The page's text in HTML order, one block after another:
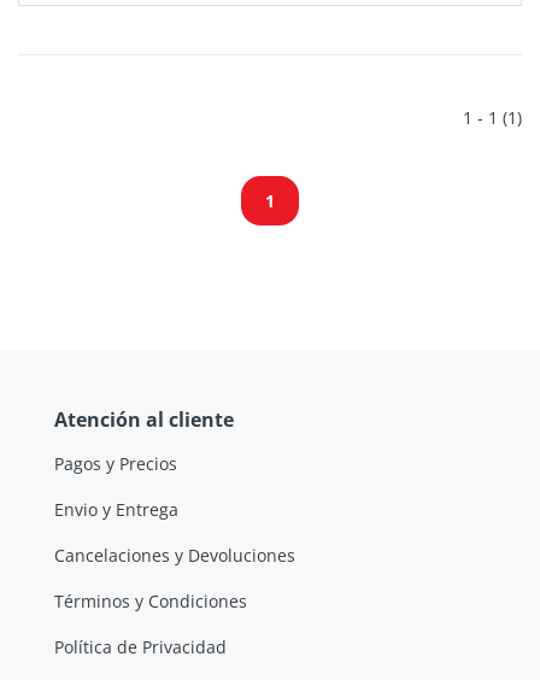
1 - 1 (1)
1
Atención al cliente
Pagos y Precios
Envio y Entrega
Cancelaciones y Devoluciones
Términos y Condiciones
Política de Privacidad